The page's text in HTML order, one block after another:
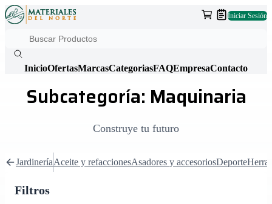
Iniciar Sesión
InicioOfertasMarcasCategoriasFAQEmpresaContacto
Subcategoría: Maquinaria
Construye tu futuro
JardineríaAceite y refaccionesAsadores y accesoriosDeporte
Filtros